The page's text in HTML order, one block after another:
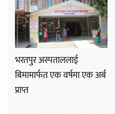
भरतपुर अस्पताललाई
बिमामार्फत एक वर्षमा एक अर्ब
प्राप्त